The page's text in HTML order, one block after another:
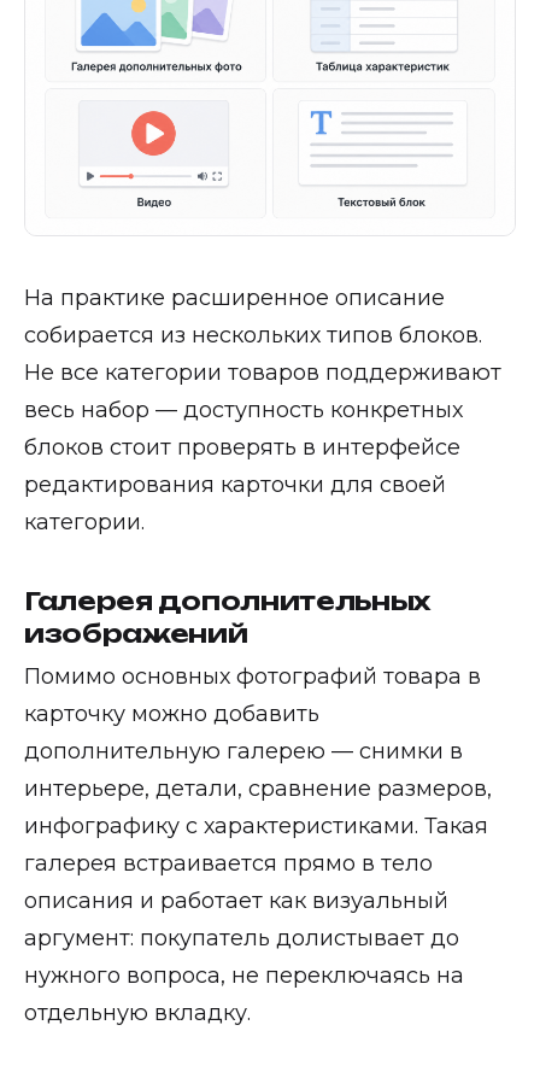
На практике расширенное описание
собирается из нескольких типов блоков.
Не все категории товаров поддерживают
весь набор — доступность конкретных
блоков стоит проверять в интерфейсе
редактирования карточки для своей
категории.
Галерея дополнительных
изображений
Помимо основных фотографий товара в
карточку можно добавить
дополнительную галерею — снимки в
интерьере, детали, сравнение размеров,
инфографику с характеристиками. Такая
галерея встраивается прямо в тело
описания и работает как визуальный
аргумент: покупатель долистывает до
нужного вопроса, не переключаясь на
отдельную вкладку.